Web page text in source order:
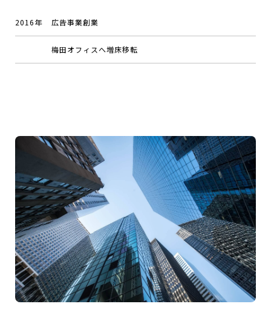
2016年 広告事業創業
梅田オフィスへ増床移転